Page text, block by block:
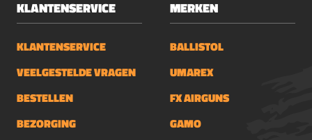
KLANTENSERVICE
KLANTENSERVICE
VEELGESTELDE VRAGEN
BESTELLEN
BEZORGING
MERKEN
BALLISTOL
UMAREX
FX AIRGUNS
GAMO